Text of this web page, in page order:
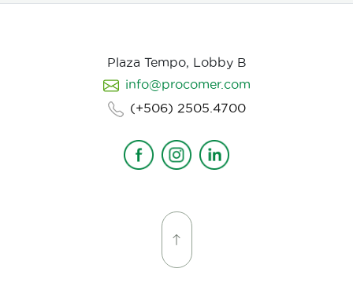
Plaza Tempo, Lobby B
info@procomer.com
(+506) 2505.4700